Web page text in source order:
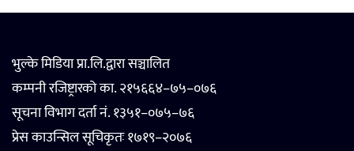
भुल्के मिडिया प्रा.लि.द्वारा सञ्चालित
कम्पनी रजिष्ट्रारको का. २१५६६४–७५–०७६
सूचना विभाग दर्ता नं. १३५१–०७५–७६
प्रेस काउन्सिल सूचिकृतः १७१९–२०७६